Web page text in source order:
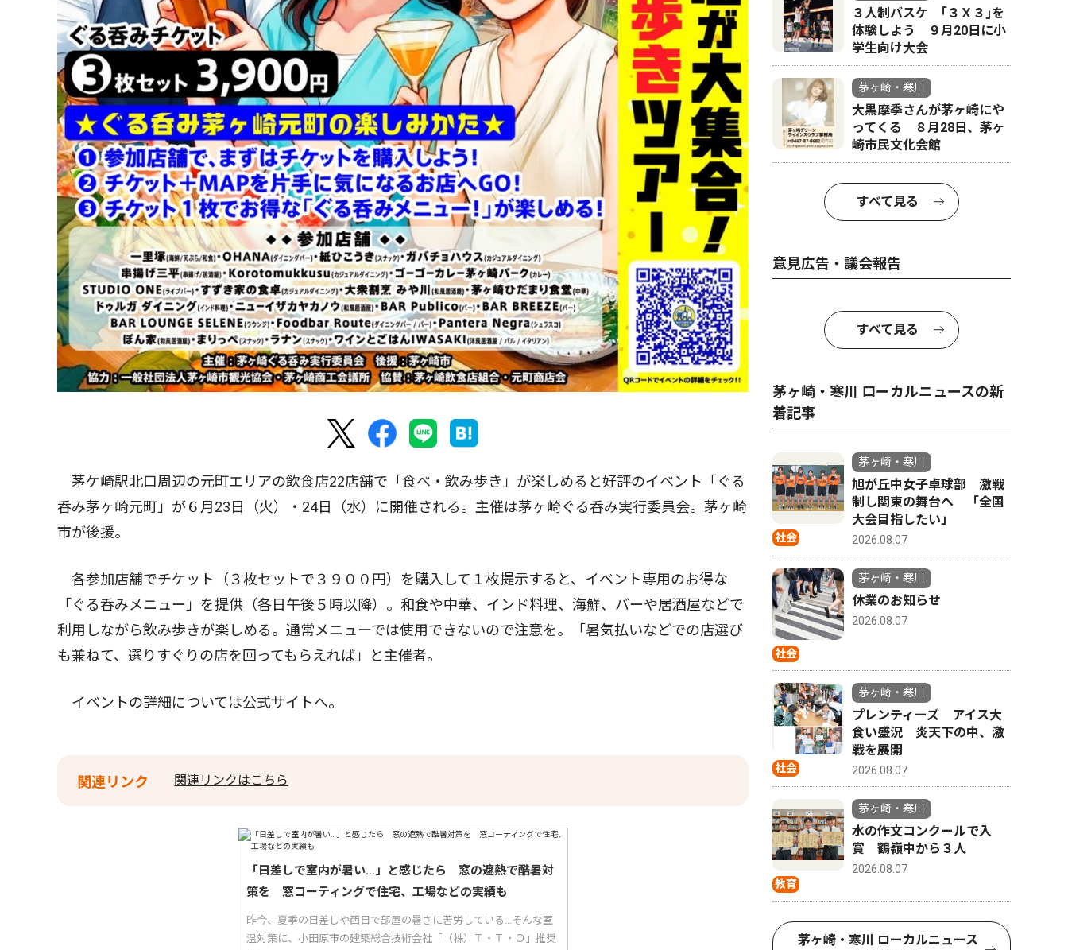
茅ケ崎駅北口周辺の元町エリアの飲食店22店舗で「食べ・飲み歩き」が楽しめると好評のイベント「ぐる
呑み茅ヶ崎元町」が６月23日（火）・24日（水）に開催される。主催は茅ヶ崎ぐる呑み実行委員会。茅ヶ崎
市が後援。
各参加店舗でチケット（３枚セットで３９００円）を購入して１枚提示すると、イベント専用のお得な
「ぐる呑みメニュー」を提供（各日午後５時以降）。和食や中華、インド料理、海鮮、バーや居酒屋などで
利用しながら飲み歩きが楽しめる。通常メニューでは使用できないので注意を。「暑気払いなどでの店選び
も兼ねて、選りすぐりの店を回ってもらえれば」と主催者。
イベントの詳細については公式サイトへ。
関連リンク 関連リンクはこちら
「日差しで室内が暑い…」と感じたら 窓の遮熱で酷暑対
策を 窓コーティングで住宅、工場などの実績も
昨今、夏季の日差しや西日で部屋の暑さに苦労している...そんな室
温対策に、小田原市の建築総合技術会社「（株）Ｔ・Ｔ・Ｏ」推奨
３人制バスケ ｢３Ｘ３｣を
体験しよう ９月20日に小
学生向け大会
茅ヶ崎・寒川
大黒摩季さんが茅ヶ崎にや
ってくる ８月28日、茅ヶ
崎市民文化会館
すべて見る
意見広告・議会報告
すべて見る
茅ヶ崎・寒川 ローカルニュースの新
着記事
社会
茅ヶ崎・寒川
旭が丘中女子卓球部 激戦
制し関東の舞台へ 「全国
大会目指したい」
2026.08.07
社会
茅ヶ崎・寒川
休業のお知らせ
2026.08.07
社会
茅ヶ崎・寒川
プレンティーズ アイス大
食い盛況 炎天下の中、激
戦を展開
2026.08.07
教育
茅ヶ崎・寒川
水の作文コンクールで入
賞 鶴嶺中から３人
2026.08.07
茅ヶ崎・寒川 ローカルニュース